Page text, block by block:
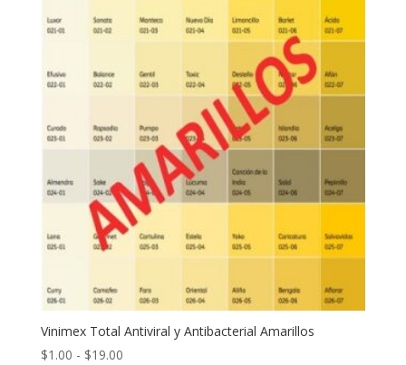
Vinimex Total Antiviral y Antibacterial Amarillos
$1.00 - $19.00Rango